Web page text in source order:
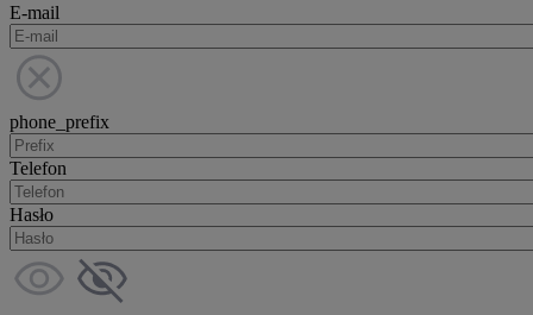
E-mail
phone_prefix
Telefon
Hasło